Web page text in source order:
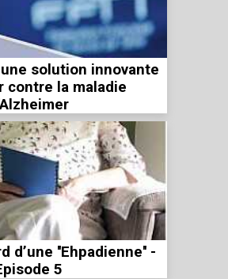
solution innovante
contre la maladie
d’une ''Ehpadienne'' -
5